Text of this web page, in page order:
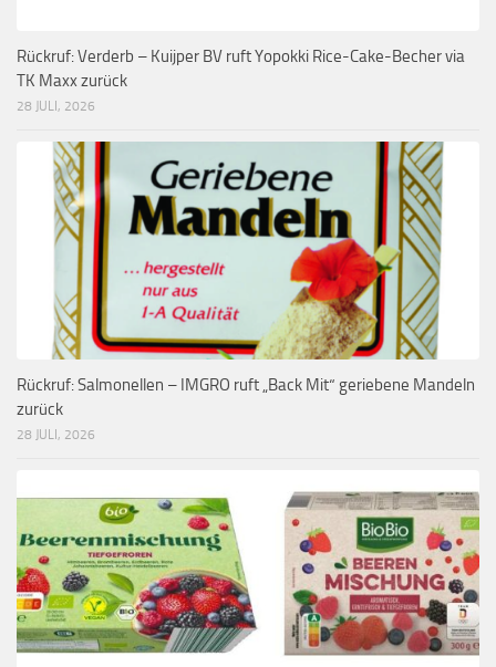
Rückruf: Verderb – Kuijper BV ruft Yopokki Rice-Cake-Becher via
TK Maxx zurück
28 JULI, 2026
Rückruf: Salmonellen – IMGRO ruft „Back Mit“ geriebene Mandeln
zurück
28 JULI, 2026